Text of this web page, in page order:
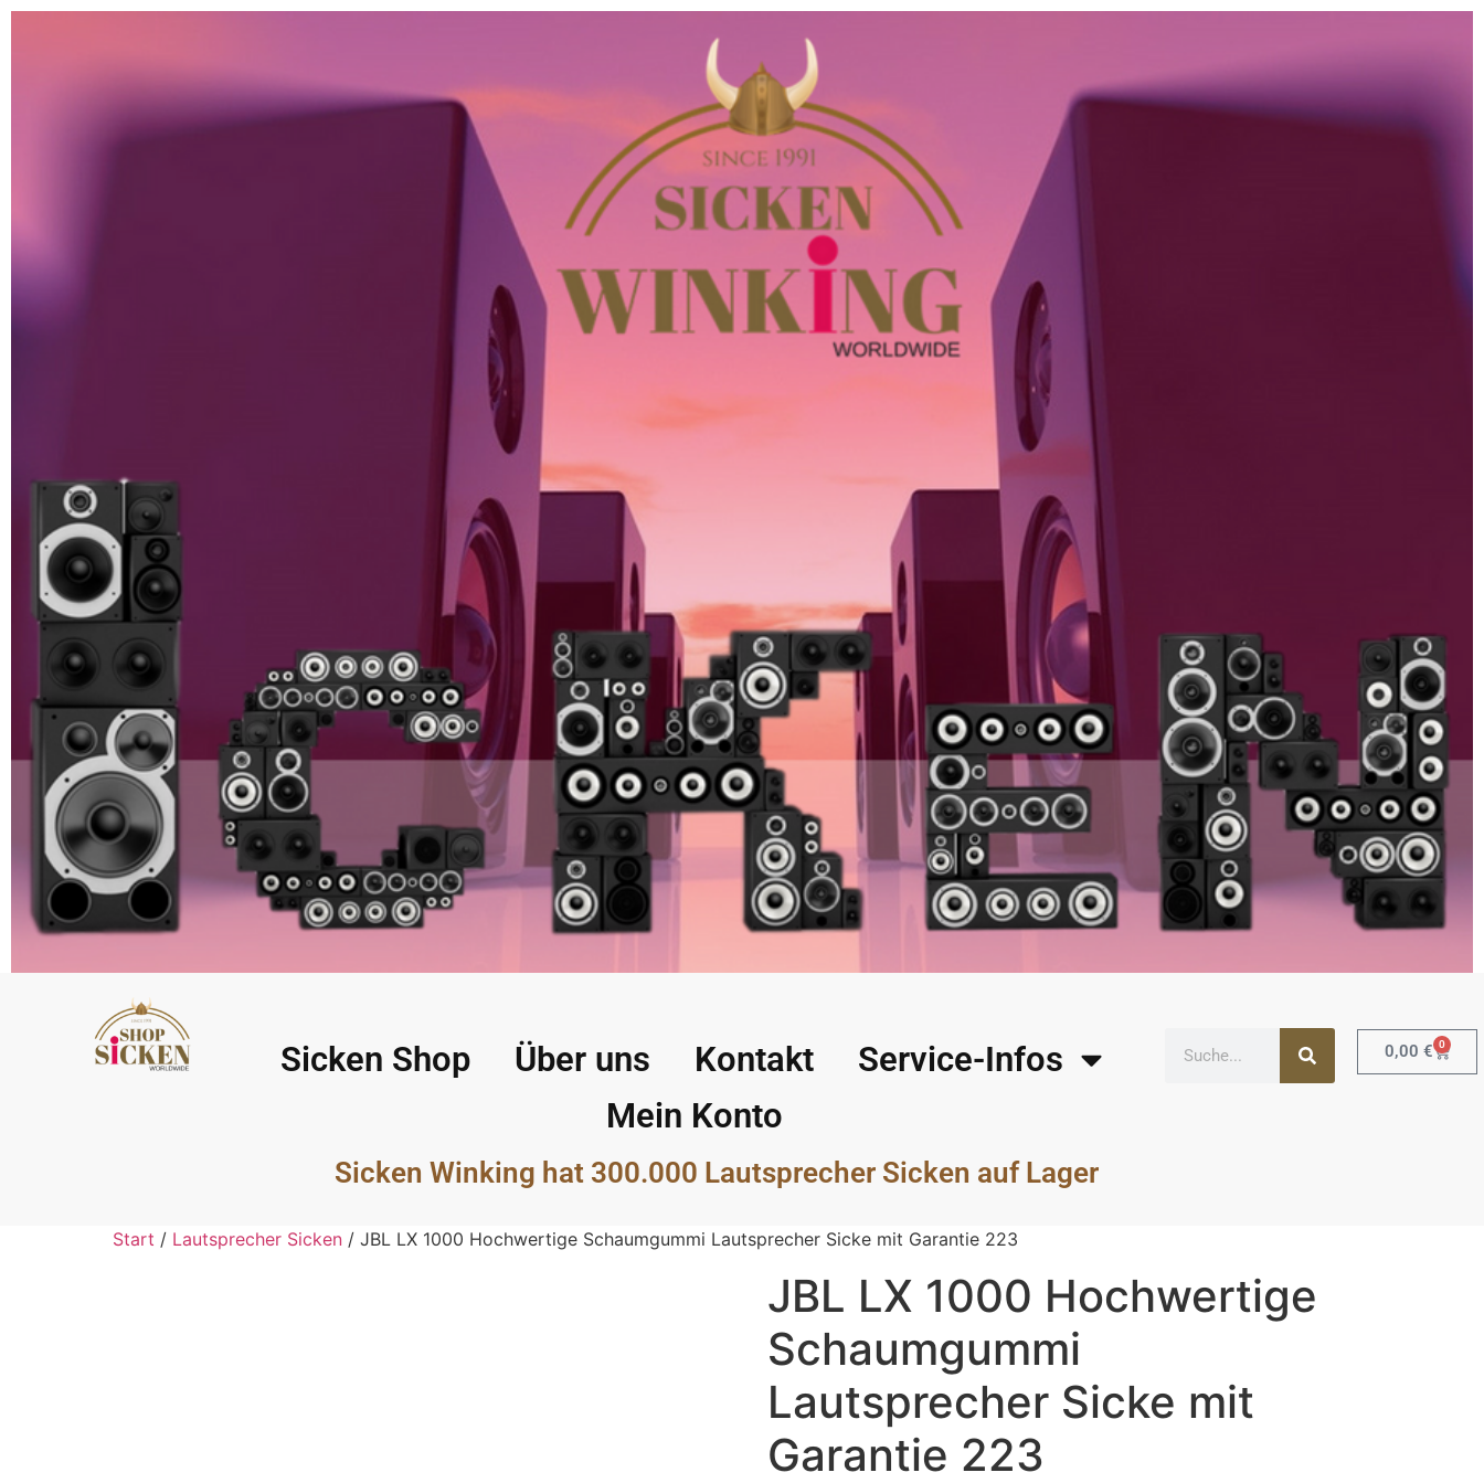
Sicken Shop Über uns Kontakt
Service-Infos
Mein Konto
Sicken Winking hat 300.000 Lautsprecher Sicken auf Lager
0,00 € 0
Start / Lautsprecher Sicken / JBL LX 1000 Hochwertige Schaumgummi Lautsprecher Sicke mit Garantie 223
JBL LX 1000 Hochwertige
Schaumgummi
Lautsprecher Sicke mit
Garantie 223